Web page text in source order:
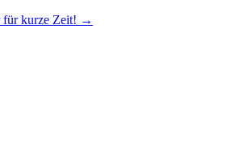
für kurze Zeit! →